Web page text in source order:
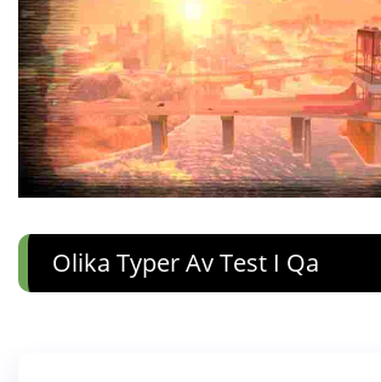
Olika Typer Av Test I Qa